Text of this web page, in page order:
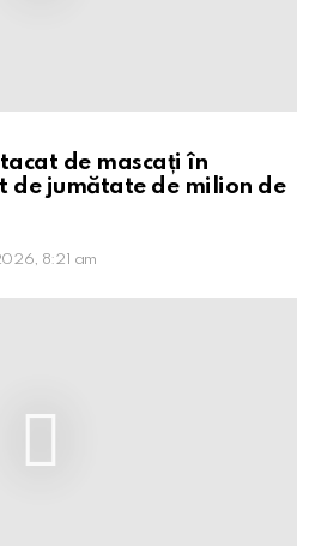
de mascați în
de jumătate de milion de
8:21 am